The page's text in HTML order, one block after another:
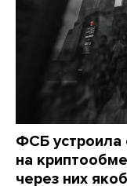
ФСБ устроила
на
через них